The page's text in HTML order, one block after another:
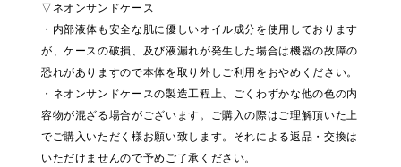
▽ネオンサンドケース
・内部液体も安全な肌に優しいオイル成分を使用しております
が、ケースの破損、及び液漏れが発生した場合は機器の故障の
恐れがありますので本体を取り外しご利用をおやめください。
・ネオンサンドケースの製造工程上、ごくわずかな他の色の内
容物が混ざる場合がございます。ご購入の際はご理解頂いた上
でご購入いただく様お願い致します。それによる返品・交換は
いただけませんので予めご了承ください。